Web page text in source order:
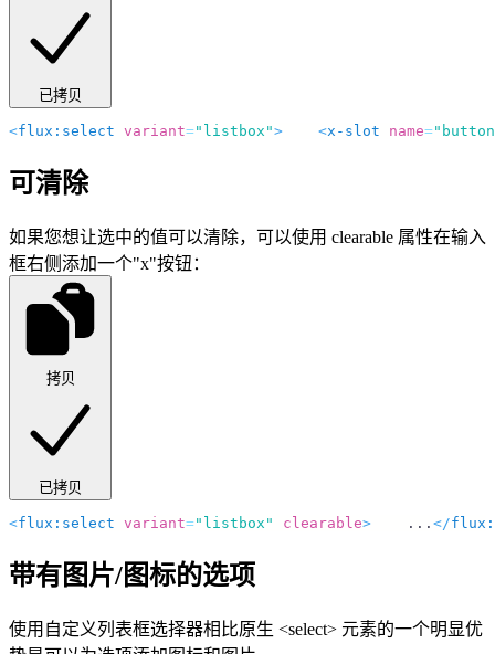
已拷贝
<flux:select variant="listbox">
    <
x-slot name=
可清除
如果您想让选中的值可以清除，可以使用 clearable 属性在输入
框右侧添加一个"x"按钮：
拷贝
已拷贝
<flux:select variant="listbox" clearable>
    ...
</
带有图片/图标的选项
使用自定义列表框选择器相比原生 <select> 元素的一个明显优